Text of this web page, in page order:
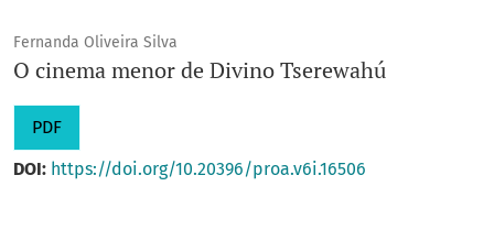
Fernanda Oliveira Silva
O cinema menor de Divino Tserewahú
PDF
DOI: https://doi.org/10.20396/proa.v6i.16506